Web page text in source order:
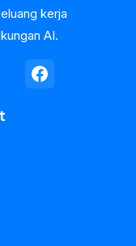
kerja
AI.